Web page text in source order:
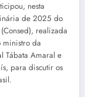
nesta
de 2025 do
realizada
ministro da
Tábata Amaral e
para discutir os